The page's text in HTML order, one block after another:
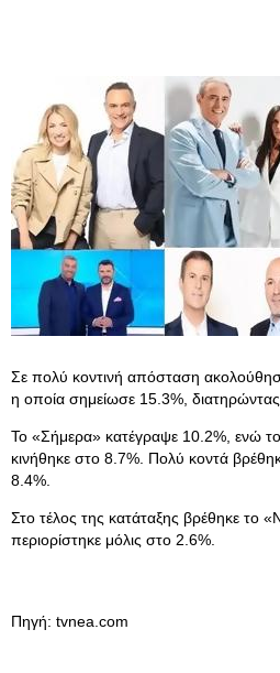
Σε πολύ κοντινή απόσταση
η οποία σημείωσε 15.3%,
Το «Σήμερα» κατέγραψε 10.2%, ενώ
κινήθηκε στο 8.7%. Πολύ κοντά
8.4%.
Στο τέλος της κατάταξης βρέθηκε το
περιορίστηκε μόλις στο 2.6%.
Πηγή: tvnea.com